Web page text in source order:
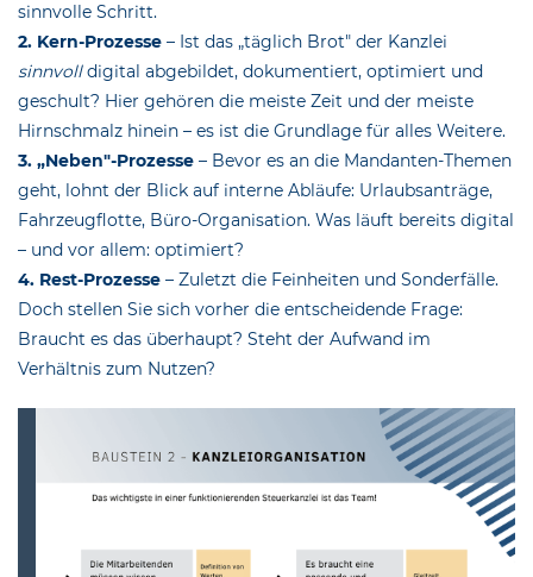
sinnvolle Schritt.
2. Kern-Prozesse – Ist das „täglich Brot" der Kanzlei
sinnvolldigital abgebildet, dokumentiert, optimiert und
geschult? Hier gehören die meiste Zeit und der meiste
Hirnschmalz hinein – es ist die Grundlage für alles Weitere.
3. „Neben"-Prozesse – Bevor es an die Mandanten-Themen
geht, lohnt der Blick auf interne Abläufe: Urlaubsanträge,
Fahrzeugflotte, Büro-Organisation. Was läuft bereits digital
– und vor allem: optimiert?
4. Rest-Prozesse – Zuletzt die Feinheiten und Sonderfälle.
Doch stellen Sie sich vorher die entscheidende Frage:
Braucht es das überhaupt? Steht der Aufwand im
Verhältnis zum Nutzen?